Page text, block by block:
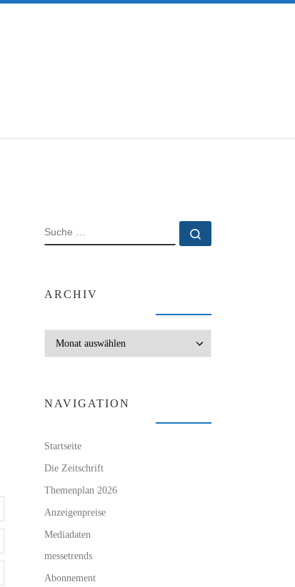
SUCHE
ARCHIV
NAVIGATION
Startseite
Die Zeitschrift
Themenplan 2026
Anzeigenpreise
Mediadaten
messetrends
Abonnement